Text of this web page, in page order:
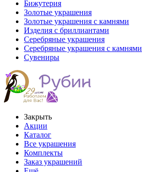
Бижутерия
Золотые украшения
Золотые украшения с камнями
Изделия с бриллиантами
Серебряные украшения
Серебряные украшения с камнями
Сувениры
Закрыть
Акции
Каталог
Все украшения
Комплекты
Заказ украшений